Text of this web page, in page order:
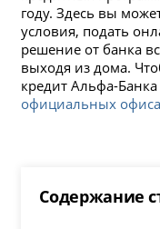
году. Здесь вы
условия, подать
решение от банка
выходя из дома.
кредит Альфа-
официальных офиса
Содержание